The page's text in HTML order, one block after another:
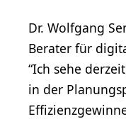
Dr. Wolfgang
Berater für
“Ich sehe
in der